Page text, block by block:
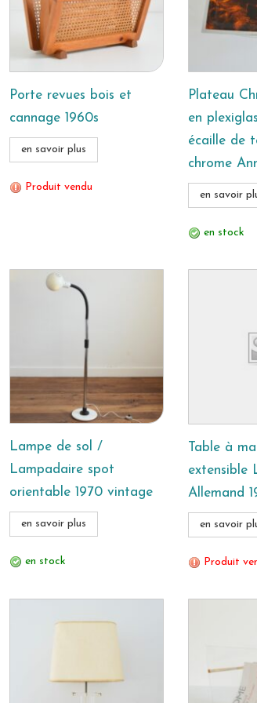
Porte revues bois et
cannage 1960s
en savoir plus
Produit vendu
Plateau
en
écaille de
chrome
en savoir
en stock
Lampe de sol /
Lampadaire spot
orientable 1970 vintage
en savoir plus
en stock
Table à
extensible
Allemand
en savoir
Produit